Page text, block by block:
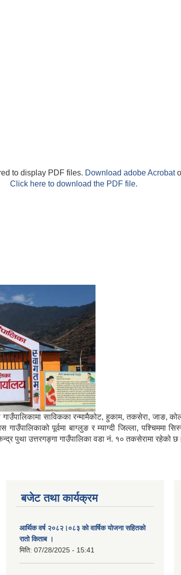
to display PDF files. Download adobe Acrobat
Click here to download the PDF file.
गाउँपालिकामा साविकका रन्मामैकोट, हुकाम, तकसेरा,
पूर्वमा बाग्लुङ र म्याग्दी जिल्ला, पश्चिममा
पुथा उत्तरगङ्गा गाउँपालिका वडा नं. १० तकसेरामा रहेको छ।
बजेट तथा कार्यक्रम
आर्थिक वर्ष २०८२।०८३ को वार्षिक योजना सहितको
रातो किताब ।
मिति: 07/28/2025 - 15:41